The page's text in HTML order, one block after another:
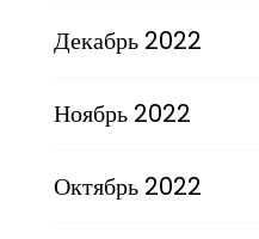
Декабрь 2022
Ноябрь 2022
Октябрь 2022